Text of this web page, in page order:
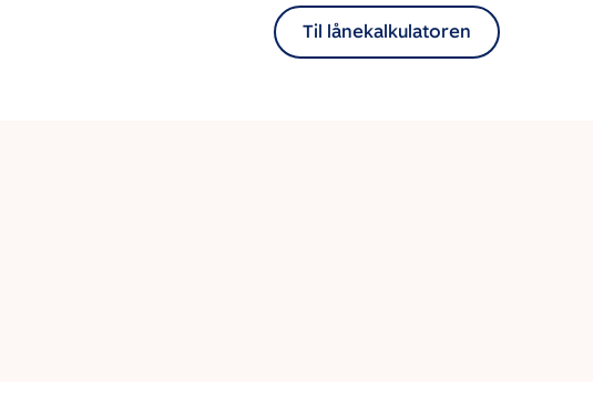
Til lånekalkulatoren